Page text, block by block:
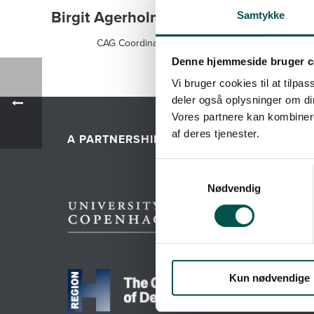
Samtykke
Denne hjemmeside bruger
Vi bruger cookies til at
deler også oplysninger om
Vores partnere kan
af deres tjenester.
Nødvendig
Kun nødvendige
Birgit Agerholm Larsen
CAG Coordinator
A PARTNERSHIP BETWEEN
CAGs